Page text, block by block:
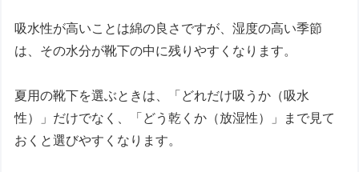
吸水性が高いことは綿の良さですが、湿度の高い季節
は、その水分が靴下の中に残りやすくなります。
夏用の靴下を選ぶときは、「どれだけ吸うか（吸水
性）」だけでなく、「どう乾くか（放湿性）」まで見て
おくと選びやすくなります。